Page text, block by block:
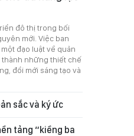
đô thị trong bối
mới. Việc ban
đạo luật về quản
thành những thiết chế
đổi mới sáng tạo và
sắc và ký ức
tảng “kiềng ba